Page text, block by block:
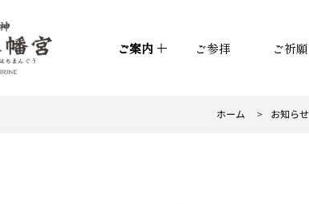
ご案内 ご参拝 ご祈願
ホーム > お知らせ